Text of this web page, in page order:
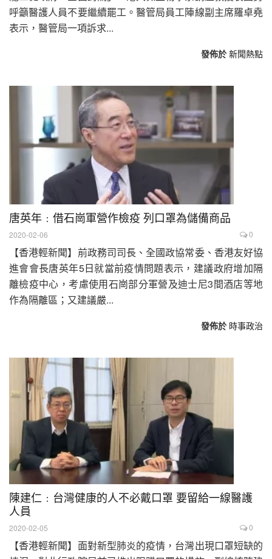
呼籲醫護人員不要繼續罷工。醫管局員工陣線副主席羅卓堯
表示，醫管局一項訴求...
發佈於 新聞熱點
唐英年﹕借石崗軍營作檢疫 列口罩為儲備商品
2020-02-06 0
【香港輕新聞】前政務司司長、全國政協常委、香港友好協
進會會長唐英年5日就當前疫情問題表示，建議政府增加隔
離檢疫中心，考慮使用石崗部分軍營及迪士尼3間酒店等地
作為隔離區；又建議嚴...
發佈於 時事政治
陳建仁﹕台灣健康的人不必戴口罩 要留給一線醫護
人員
2020-02-05 0
【香港輕新聞】面對新型肺炎的疫情，台灣出現口罩短缺的